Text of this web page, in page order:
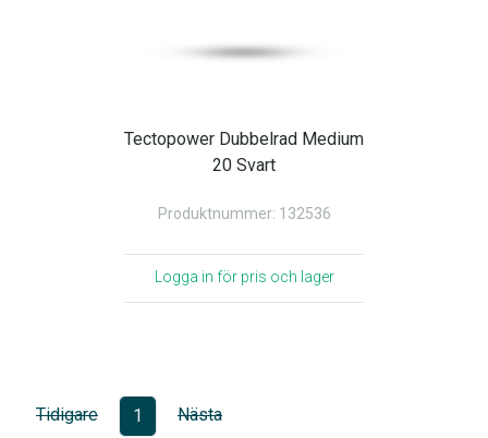
Tectopower Dubbelrad Medium
20 Svart
Produktnummer: 132536
Logga in för pris och lager
Tidigare 1 Nästa